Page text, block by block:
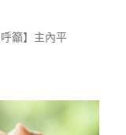
籲】主內平